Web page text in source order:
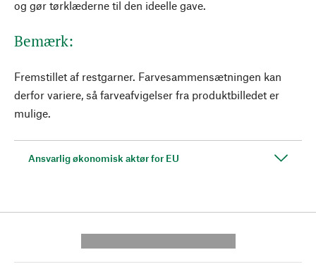
og gør tørklæderne til den ideelle gave.
Bemærk:
Fremstillet af restgarner. Farvesammensætningen kan
derfor variere, så farveafvigelser fra produktbilledet er
mulige.
Ansvarlig økonomisk aktør for EU